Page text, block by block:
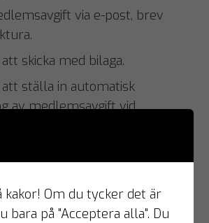
via e-post, brev
skicka med bilaga.
ställa in automatisk
av medlemsavgift vid
av klientmedel.
kakor! Om du tycker det är
bara på "Acceptera alla". Du